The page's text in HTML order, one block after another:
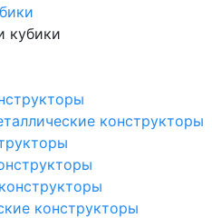
кубики
конструкторы
конструкторы